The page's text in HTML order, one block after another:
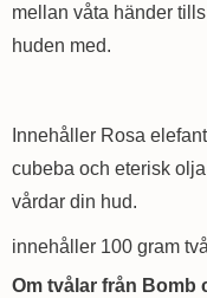
mellan våta händer
huden med.
Innehåller Rosa
cubeba och eterisk
vårdar din hud.
innehåller 100 gram tvål
Om tvålar från Bomb